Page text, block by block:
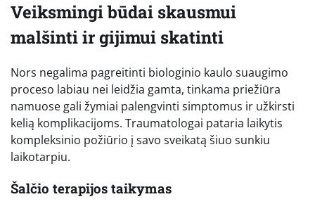
Veiksmingi būdai skausmui
malšinti ir gijimui skatinti
Nors negalima pagreitinti biologinio kaulo suaugimo
proceso labiau nei leidžia gamta, tinkama priežiūra
namuose gali žymiai palengvinti simptomus ir užkirsti
kelią komplikacijoms. Traumatologai pataria laikytis
kompleksinio požiūrio į savo sveikatą šiuo sunkiu
laikotarpiu.
Šalčio terapijos taikymas